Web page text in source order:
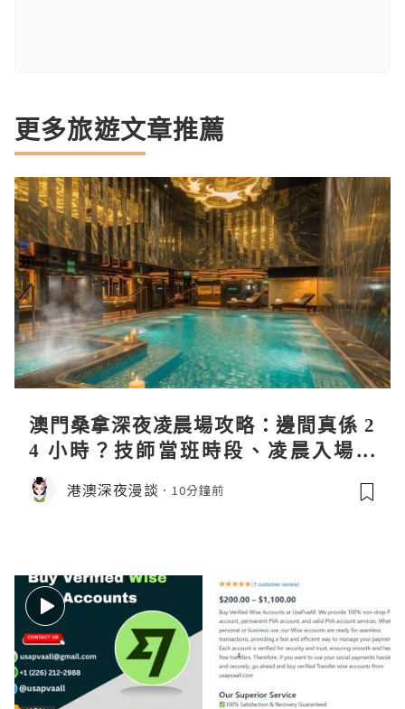
更多旅遊文章推薦
澳門桑拿深夜凌晨場攻略：邊間真係 2
4 小時？技師當班時段、凌晨入場流
程、過夜安排一次過講清
港澳深夜漫談 10分鐘前